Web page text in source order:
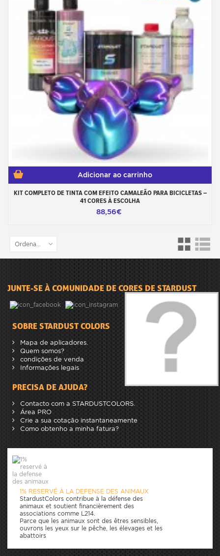
Adicionar ao carrinho
KIT COMPLETO DE TINTA COM EFEITO CAMALEÃO PARA BICICLETAS –
41 CORES À ESCOLHA
88,56€
Ordenar por
JUNTE-SE À COMUNIDADE DE CORES DE STARDUST
SOBRE STARDUST COLORS
Mapa de aplicadores.
Quem somos?
condições de venda
Informações legais
PRECISA DE AJUDA?
Contacto com a STARDUSTCOLORS.
Área PRO
Crie a sua cotação instantaneamente
Como obtenho a minha fatura?
1% RESERVÉ À LA DEFENSE DES ANIMAUX
StardustColors contribue à la défense des
animaux et soutient financièrement des
associations comme L214.
Parce que les animaux sont des êtres sensibles,
ouvrons les yeux sur le pêche, les élevages et les
abattoirs